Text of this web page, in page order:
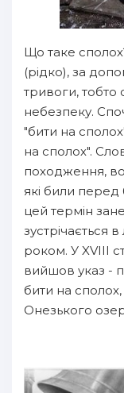
Що таке
(рідко), за
тривоги, тобто
небезпеку.
"бити на
на сполох".
походження,
які били перед
цей термін
зустрічається
роком. У XVIII
вийшов указ -
бити на
Онезького